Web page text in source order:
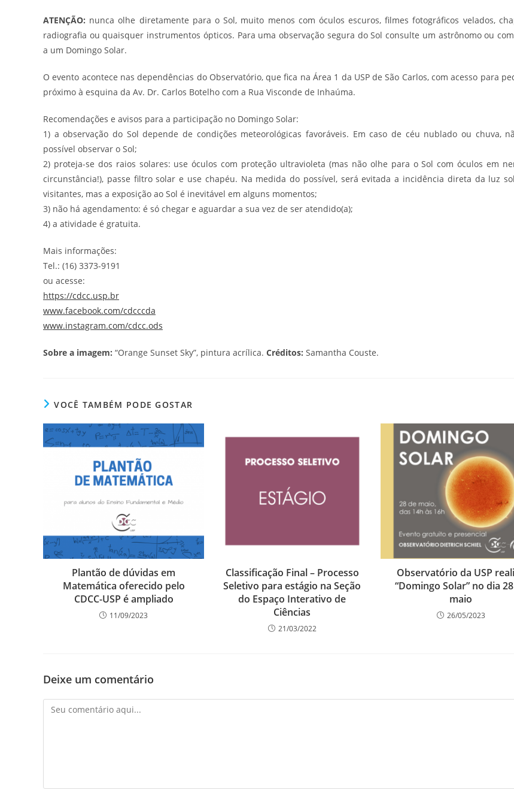
ATENÇÃO: nunca olhe diretamente para o Sol, muito menos com óculos escuros, filmes fotográficos velados,
radiografia ou quaisquer instrumentos ópticos. Para uma observação segura do Sol consulte um astrônomo ou
a um Domingo Solar.
O evento acontece nas dependências do Observatório, que fica na Área 1 da USP de São Carlos, com acesso para
próximo à esquina da Av. Dr. Carlos Botelho com a Rua Visconde de Inhaúma.
Recomendações e avisos para a participação no Domingo Solar:
1) a observação do Sol depende de condições meteorológicas favoráveis. Em caso de céu nublado ou chuva,
possível observar o Sol;
2) proteja-se dos raios solares: use óculos com proteção ultravioleta (mas não olhe para o Sol com óculos em
circunstância!), passe filtro solar e use chapéu. Na medida do possível, será evitada a incidência direta da luz
visitantes, mas a exposição ao Sol é inevitável em alguns momentos;
3) não há agendamento: é só chegar e aguardar a sua vez de ser atendido(a);
4) a atividade é gratuita.
Mais informações:
Tel.: (16) 3373-9191
ou acesse:
https://cdcc.usp.br
www.facebook.com/cdcccda
www.instagram.com/cdcc.ods
Sobre a imagem: “Orange Sunset Sky”, pintura acrílica. Créditos: Samantha Couste.
VOCÊ TAMBÉM PODE GOSTAR
Plantão de dúvidas em
Matemática oferecido pelo
CDCC-USP é ampliado
11/09/2023
Classificação Final – Processo
Seletivo para estágio na Seção
do Espaço Interativo de
Ciências
21/03/2022
Observatório da USP
“Domingo Solar” no dia
maio
26/05/2023
Deixe um comentário